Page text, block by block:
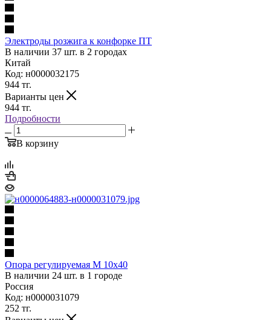
Электроды розжига к конфорке ПТ
В наличии 37 шт. в 2 городах
Китай
Код: н0000032175
944 тг.
Варианты цен
944 тг.
Подробности
В корзину
Опора регулируемая М 10х40
В наличии 24 шт. в 1 городе
Россия
Код: н0000031079
252 тг.